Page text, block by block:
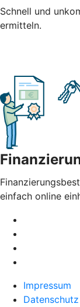
Schnell und
ermitteln.
einfach online
Impressum
Datenschutz